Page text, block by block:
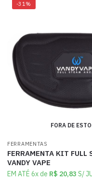
-31%
FORA DE
FERRAMENTAS
FERRAMENTA KIT FULL
VANDY VAPE
EM ATÉ 6x de R$ 20,83 S/